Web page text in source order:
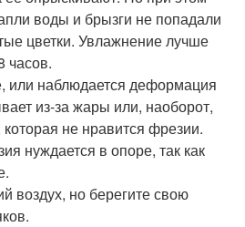
воды и брызги не попадали
цветки. Увлажнение лучше
часов.
или наблюдается деформация
из-за жары или, наоборот,
не нравится фрезии.
нуждается в опоре, так как
воздух, но берегите свою